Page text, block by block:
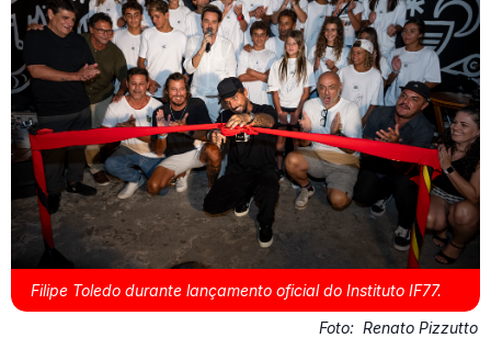
Filipe Toledo durante lançamento oficial do Instituto IF77.
Foto: Renato Pizzutto